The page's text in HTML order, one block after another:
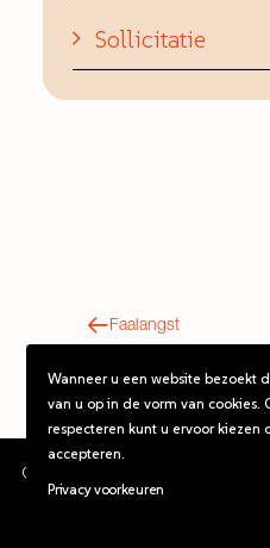
Sollicitatie
Faalangst
©2026 De
Wanneer u een website bezoekt
van u op in de vorm van cookies.
respecteren kunt u ervoor kiezen
accepteren.
Privacy voorkeuren